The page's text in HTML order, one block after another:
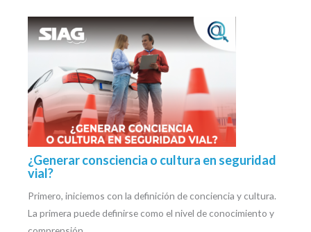
¿Generar consciencia o cultura en seguridad
vial?
Primero, iniciemos con la definición de conciencia y cultura.
La primera puede definirse como el nivel de conocimiento y